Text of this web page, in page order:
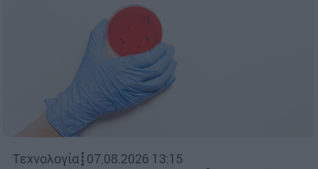
Τεχνολογία┋ 07.08.2026 13:15